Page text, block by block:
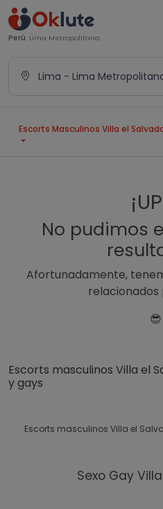
Perú Lima Metropolitana
Lima - Lima
Escorts Masculinos Villa el
No pudimos
Afortunadamente,
relacionados
😎
Escorts masculinos Villa el
y gays
Escorts masculinos Villa el
Sexo Gay